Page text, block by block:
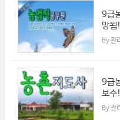
9급
망됨!
By관
9급
보수!
By관